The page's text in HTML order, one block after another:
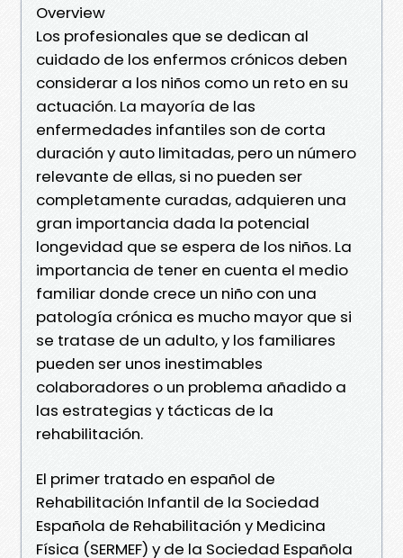
Overview
Los profesionales que se dedican al
cuidado de los enfermos crónicos deben
considerar a los niños como un reto en su
actuación. La mayoría de las
enfermedades infantiles son de corta
duración y auto limitadas, pero un número
relevante de ellas, si no pueden ser
completamente curadas, adquieren una
gran importancia dada la potencial
longevidad que se espera de los niños. La
importancia de tener en cuenta el medio
familiar donde crece un niño con una
patología crónica es mucho mayor que si
se tratase de un adulto, y los familiares
pueden ser unos inestimables
colaboradores o un problema añadido a
las estrategias y tácticas de la
rehabilitación.
El primer tratado en español de
Rehabilitación Infantil de la Sociedad
Española de Rehabilitación y Medicina
Física (SERMEF) y de la Sociedad Española